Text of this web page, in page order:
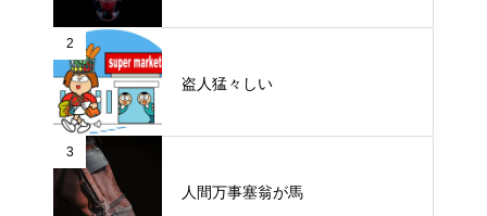
2
盗人猛々しい
3
人間万事塞翁が馬